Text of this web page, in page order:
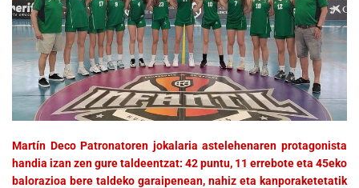
Martín Deco Patronatoren jokalaria astelehenaren protagonista
handia izan zen gure taldeentzat: 42 puntu, 11 errebote eta 45eko
balorazioa bere taldeko garaipenean, nahiz eta kanporaketetatik